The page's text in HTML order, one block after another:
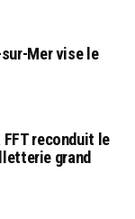
Mer vise le
FFT reconduit le
grand